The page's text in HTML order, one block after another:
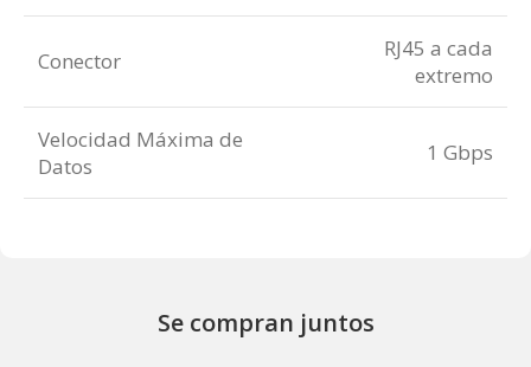
Conector
RJ45 a cada
extremo
Velocidad Máxima de
Datos
1 Gbps
Se compran juntos